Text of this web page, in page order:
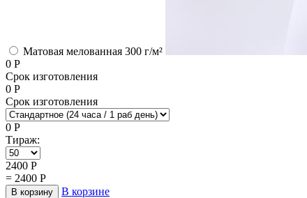
Матовая мелованная 300 г/м²
0 Р
Срок изготовления
0 Р
Срок изготовления
0 Р
Тираж:
2400 Р
= 2400 Р
В корзину
В корзине